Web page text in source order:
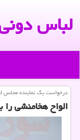
لباس
درخواست یك نماینده مجلس
الواح هخامنشی